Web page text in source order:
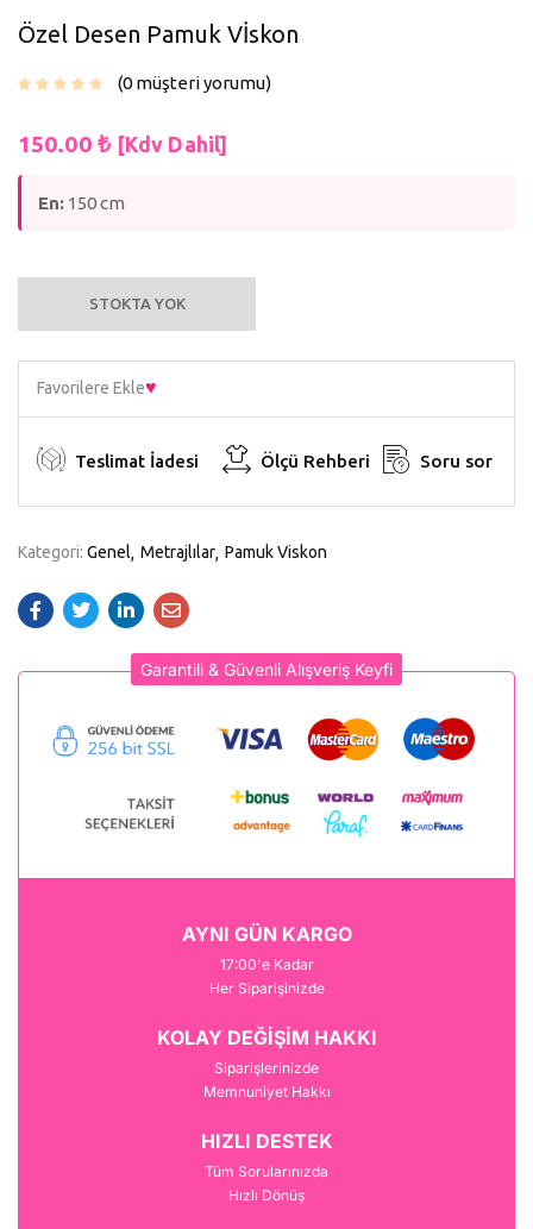
Özel Desen Pamuk Vİskon
0 müşteri yorumu
150.00 ₺ [Kdv Dahil]
En: 150 cm
STOKTA YOK
Favorilere Ekle
Teslimat İadesi Ölçü Rehberi Soru sor
Kategori: Genel Metrajlılar Pamuk Viskon
Garantili & Güvenli Alışveriş Keyfi
AYNI GÜN KARGO
17:00'e Kadar
Her Siparişinizde
KOLAY DEĞİŞİM HAKKI
Siparişlerinizde
Memnuniyet Hakkı
HIZLI DESTEK
Tüm Sorularınızda
Hızlı Dönüş